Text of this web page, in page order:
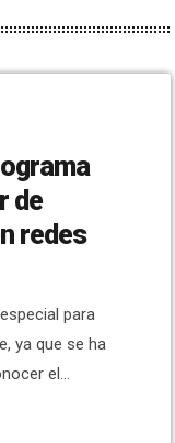
de
redes
para
ya que se ha
el
de una